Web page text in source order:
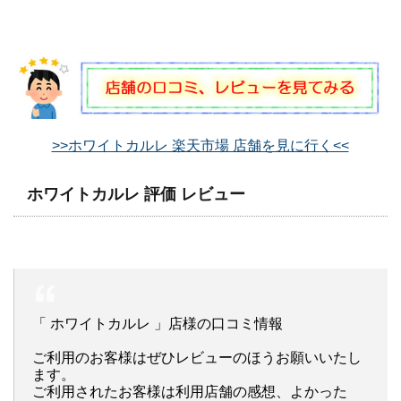
>>ホワイトカルレ 楽天市場 店舗を見に行く<<
ホワイトカルレ 評価 レビュー
「 ホワイトカルレ 」店様の口コミ情報
ご利用のお客様はぜひレビューのほうお願いいたし
ます。
ご利用されたお客様は利用店舗の感想、よかった